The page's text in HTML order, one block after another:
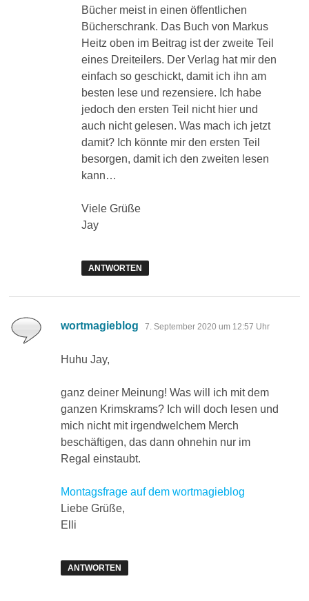
Bücher meist in einen öffentlichen
Bücherschrank. Das Buch von Markus
Heitz oben im Beitrag ist der zweite Teil
eines Dreiteilers. Der Verlag hat mir den
einfach so geschickt, damit ich ihn am
besten lese und rezensiere. Ich habe
jedoch den ersten Teil nicht hier und
auch nicht gelesen. Was mach ich jetzt
damit? Ich könnte mir den ersten Teil
besorgen, damit ich den zweiten lesen
kann…
Viele Grüße
Jay
ANTWORTEN
wortmagieblog sagt:
7. September 2020 um 12:57 Uhr
Huhu Jay,
ganz deiner Meinung! Was will ich mit dem
ganzen Krimskrams? Ich will doch lesen und
mich nicht mit irgendwelchem Merch
beschäftigen, das dann ohnehin nur im
Regal einstaubt.
Montagsfrage auf dem wortmagieblog
Liebe Grüße,
Elli
ANTWORTEN